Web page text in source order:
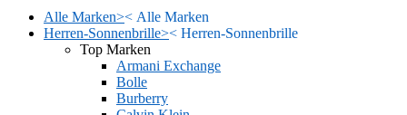
Alle Marken>< Alle Marken
Herren-Sonnenbrille>< Herren-Sonnenbrille
Top Marken
Armani Exchange
Bolle
Burberry